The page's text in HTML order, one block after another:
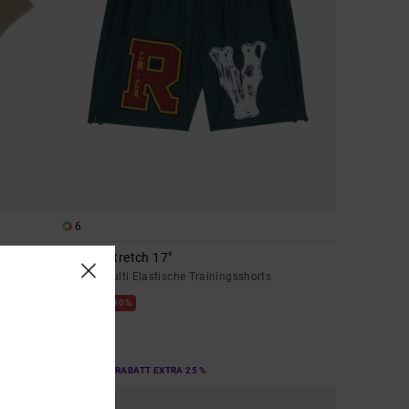
6
Yogger Stretch 17"
Männer Multi Elastische Trainingsshorts
40%
DOPPELTER RABATT EXTRA 25 %